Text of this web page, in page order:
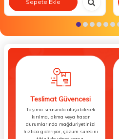
Sepete Ekle
Teslimat Güvencesi
Taşıma sırasında oluşabilecek
kırılma, akma veya hasar
durumlarında mağduriyetinizi
hızlıca gideriyor, çözüm sürecini